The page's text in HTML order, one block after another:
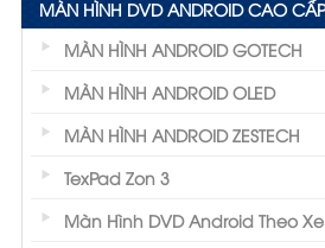
MÀN HÌNH DVD ANDROID CAO
MÀN HÌNH ANDROID GOTECH
MÀN HÌNH ANDROID OLED
MÀN HÌNH ANDROID ZESTECH
TexPad Zon 3
Màn Hình DVD Android Theo